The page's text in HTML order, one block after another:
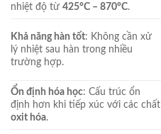
nhiệt độ từ 425°C – 870°C.
Khả năng hàn tốt: Không cần xử
lý nhiệt sau hàn trong nhiều
trường hợp.
Ổn định hóa học: Cấu trúc ổn
định hơn khi tiếp xúc với các chất
oxit hóa.